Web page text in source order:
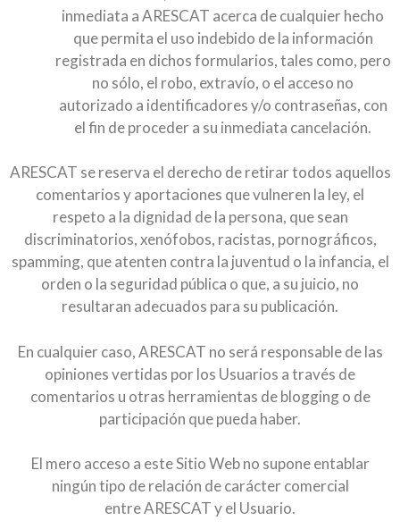
inmediata a ARESCAT acerca de cualquier hecho
que permita el uso indebido de la información
registrada en dichos formularios, tales como, pero
no sólo, el robo, extravío, o el acceso no
autorizado a identificadores y/o contraseñas, con
el fin de proceder a su inmediata cancelación.
ARESCAT se reserva el derecho de retirar todos aquellos
comentarios y aportaciones que vulneren la ley, el
respeto a la dignidad de la persona, que sean
discriminatorios, xenófobos, racistas, pornográficos,
spamming, que atenten contra la juventud o la infancia, el
orden o la seguridad pública o que, a su juicio, no
resultaran adecuados para su publicación.
En cualquier caso, ARESCAT no será responsable de las
opiniones vertidas por los Usuarios a través de
comentarios u otras herramientas de blogging o de
participación que pueda haber.
El mero acceso a este Sitio Web no supone entablar
ningún tipo de relación de carácter comercial
entre ARESCAT y el Usuario.